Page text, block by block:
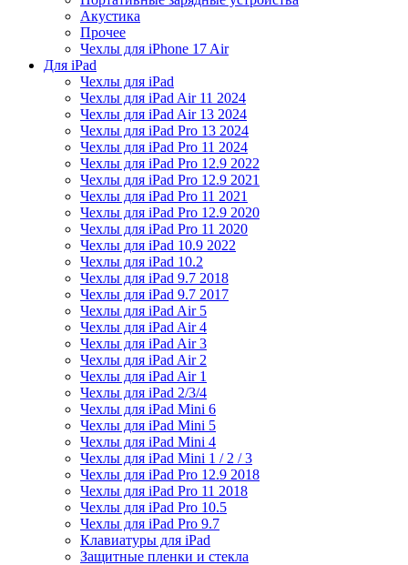
Акустика
Прочее
Чехлы для iPhone 17 Air
Для iPad
Чехлы для iPad
Чехлы для iPad Air 11 2024
Чехлы для iPad Air 13 2024
Чехлы для iPad Pro 13 2024
Чехлы для iPad Pro 11 2024
Чехлы для iPad Pro 12.9 2022
Чехлы для iPad Pro 12.9 2021
Чехлы для iPad Pro 11 2021
Чехлы для iPad Pro 12.9 2020
Чехлы для iPad Pro 11 2020
Чехлы для iPad 10.9 2022
Чехлы для iPad 10.2
Чехлы для iPad 9.7 2018
Чехлы для iPad 9.7 2017
Чехлы для iPad Air 5
Чехлы для iPad Air 4
Чехлы для iPad Air 3
Чехлы для iPad Air 2
Чехлы для iPad Air 1
Чехлы для iPad 2/3/4
Чехлы для iPad Mini 6
Чехлы для iPad Mini 5
Чехлы для iPad Mini 4
Чехлы для iPad Mini 1 / 2 / 3
Чехлы для iPad Pro 12.9 2018
Чехлы для iPad Pro 11 2018
Чехлы для iPad Pro 10.5
Чехлы для iPad Pro 9.7
Клавиатуры для iPad
Защитные пленки и стекла